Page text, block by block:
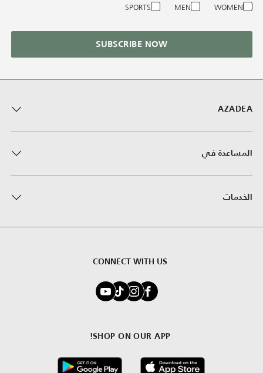
AZADEA
المساعدة في
الخدمات
CONNECT WITH US
SHOP ON OUR APP!
WOMEN
MEN
SPORTS
SUBSCRIBE NOW